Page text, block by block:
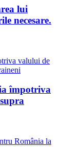
lui
necesare.
împotriva